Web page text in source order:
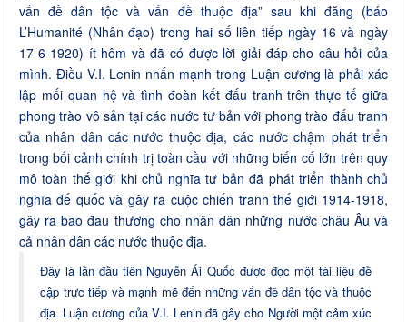
vấn đề dân tộc và vấn đề thuộc địa” sau khi đăng (báo
L’Humanité (Nhân đạo) trong hai số liên tiếp ngày 16 và ngày
17-6-1920) ít hôm và đã có được lời giải đáp cho câu hỏi của
mình. Điều V.I. Lenin nhấn mạnh trong Luận cương là phải xác
lập mối quan hệ và tình đoàn kết đấu tranh trên thực tế giữa
phong trào vô sản tại các nước tư bản với phong trào đấu tranh
của nhân dân các nước thuộc địa, các nước chậm phát triển
trong bối cảnh chính trị toàn cầu với những biến cố lớn trên quy
mô toàn thế giới khi chủ nghĩa tư bản đã phát triển thành chủ
nghĩa đế quốc và gây ra cuộc chiến tranh thế giới 1914-1918,
gây ra bao đau thương cho nhân dân những nước châu Âu và
cả nhân dân các nước thuộc địa.
Đây là lần đầu tiên Nguyễn Ái Quốc được đọc một tài liệu đề
cập trực tiếp và mạnh mẽ đến những vấn đề dân tộc và thuộc
địa. Luận cương của V.I. Lenin đã gây cho Người một cảm xúc